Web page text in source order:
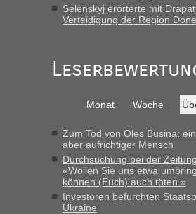
inBerichte und Reisetipps •
Grenzübergang zwischen Polen und
„Gestern 6 Stunden warten vor der
in Krakowez mit dem Kleinbus.
Berichte und
Grenzübergang zwischen Polen und
schnellsten?
„Bin am Montag 15.6.26 um 8 Uhr in
das erste Mal an einem
vor mir, bin sonst der Erste oder
Minuten wurde dann die nächste
Selenskyj erörterte mit
Verteidigung der Region
Monat Woche
Zum Tod von Oles Busina:
aber aufrichtiger Mensch
Durchsuchung bei der
«Wollen Sie uns etwa
können (Euch) auch töten.»
Investoren befürchten
Ukraine